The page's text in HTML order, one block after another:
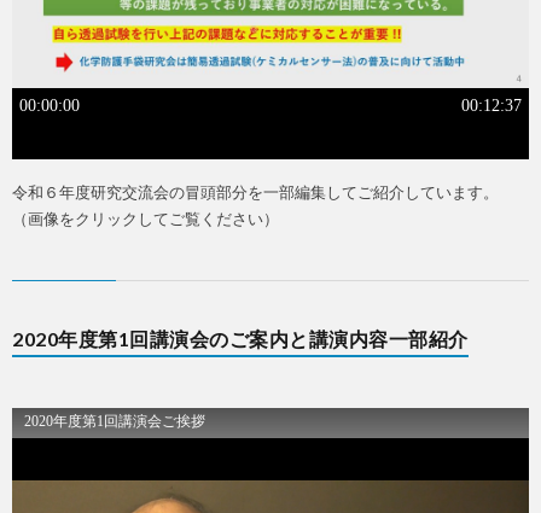
令和６年度研究交流会の冒頭部分を一部編集してご紹介しています。
（画像をクリックしてご覧ください）
2020年度第1回講演会のご案内と講演内容一部紹介